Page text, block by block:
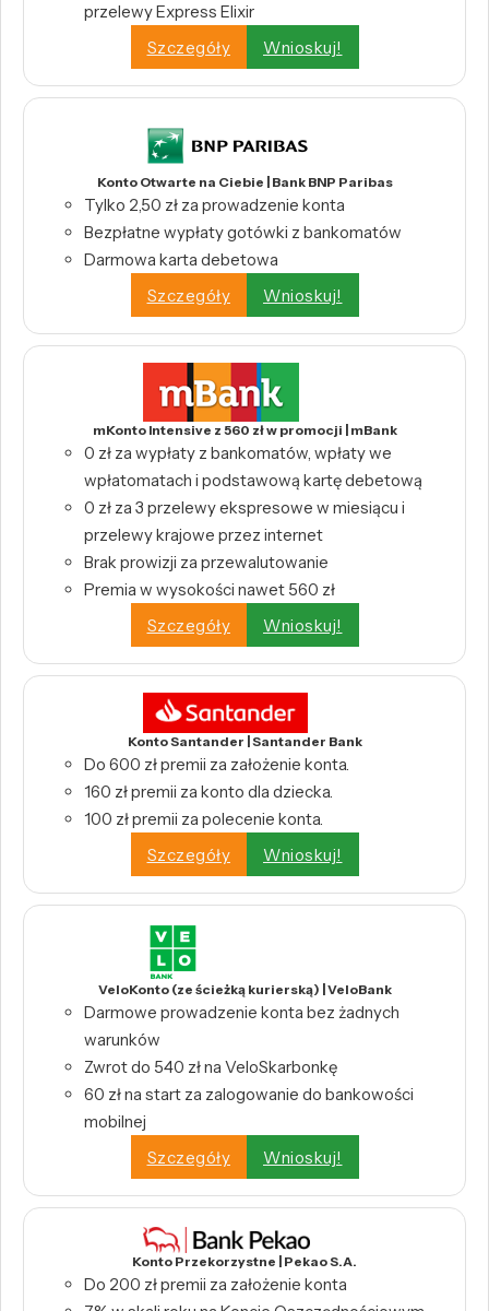
przelewy Express Elixir
Szczegóły
Wnioskuj!
Konto Otwarte na Ciebie | Bank BNP Paribas
Tylko 2,50 zł za prowadzenie konta
Bezpłatne wypłaty gotówki z bankomatów
Darmowa karta debetowa
Szczegóły
Wnioskuj!
mKonto Intensive z 560 zł w promocji | mBank
0 zł za wypłaty z bankomatów, wpłaty we
wpłatomatach i podstawową kartę debetową
0 zł za 3 przelewy ekspresowe w miesiącu i
przelewy krajowe przez internet
Brak prowizji za przewalutowanie
Premia w wysokości nawet 560 zł
Szczegóły
Wnioskuj!
Konto Santander | Santander Bank
Do 600 zł premii za założenie konta.
160 zł premii za konto dla dziecka.
100 zł premii za polecenie konta.
Szczegóły
Wnioskuj!
VeloKonto (ze ścieżką kurierską) | VeloBank
Darmowe prowadzenie konta bez żadnych
warunków
Zwrot do 540 zł na VeloSkarbonkę
60 zł na start za zalogowanie do bankowości
mobilnej
Szczegóły
Wnioskuj!
Konto Przekorzystne | Pekao S.A.
Do 200 zł premii za założenie konta